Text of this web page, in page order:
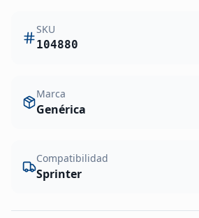
SKU
104880
Marca
Genérica
Compatibilidad
Sprinter